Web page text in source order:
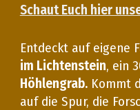
Schaut Euch hier
Entdeckt auf eigene
im Lichtenstein, ein
Höhlengrab.Kommt
auf die Spur, die